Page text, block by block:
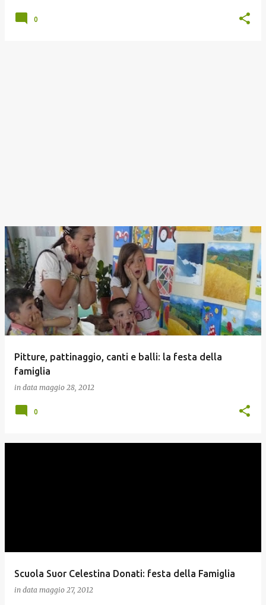
0
Pitture, pattinaggio, canti e balli: la festa della
famiglia
in data maggio 28, 2012
0
Scuola Suor Celestina Donati: festa della Famiglia
in data maggio 27, 2012